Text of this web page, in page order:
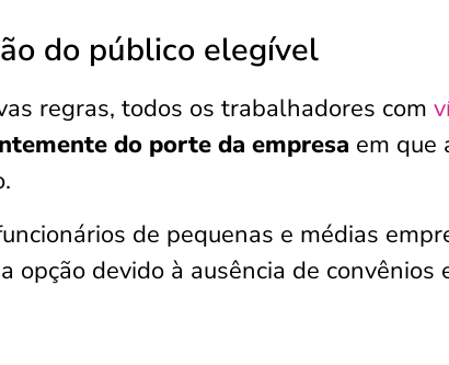
do público elegível
regras, todos os trabalhadores com
do porte da empresa em que
de pequenas e médias
opção devido à ausência de